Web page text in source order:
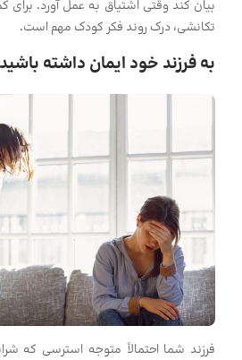
بیان کند وقتی اشتیاق به عمل آورد. برای
تکانشی، درک روند فکر کودک مهم است.
به فرزند خود ایمان داشته باشید
فرزند شما احتمالاً متوجه استرسی که